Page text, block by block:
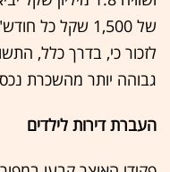
של 1,500 שקל
לזכור כי, בדרך כלל,
גבוהה יותר מהשכרת
העברת דירות לילדים